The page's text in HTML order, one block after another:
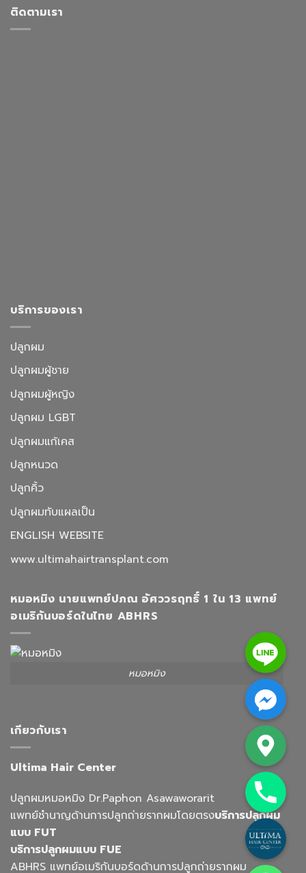
ติดตามเรา
บริการของเรา
ปลูกผม
ปลูกผมผู้ชาย
ปลูกผมผู้หญิง
ปลูกผม LGBT
ปลูกผมแก้เคส
ปลูกหนวด
ปลูกคิ้ว
ปลูกผมทับแผลเป็น
ENGLISH WEBSITE
www.ultimahairtransplant.com
หมอหมิง นายแพทย์ปภณ อัศววรฤทธิ์ 1 ใน 13 แพทย์
อเมริกันบอร์ดในไทย ABHRS
หมอหมิง
เกียวกับเรา
Ultima Hair Center
ปลูกผมหมอหมิง Dr.Paphon Asawaworarit
แพทย์ชำนาญด้านการปลูกถ่ายรากผมโดยตรงบริการปลูกผม
แบบ FUT
บริการปลูกผมแบบ FUE
ABHRS แพทย์อเมริกันบอร์ดด้านการปลูกถ่ายรากผม
Line
Facebook Messenger
Google Map
Phone
Custom Link
Whatsapp